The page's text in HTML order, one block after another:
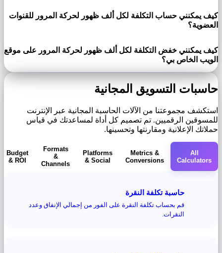
كيف يمكنني حساب التكلفة لكل ألف ظهور لحركة المرور للقنوات
العضوية؟
كيف يمكنني خفض التكلفة لكل ألف ظهور لحركة المرور على موقع
الويب الخاص بي؟
حاسبات التسويق المجانية
استكشف مجموعتنا من الآلات الحاسبة المجانية عبر الإنترنت
للمسوقين الرقميين. تم تصميم كل أداة لمساعدتك في قياس
حملاتك الإعلانية ومقارنتها وتحسينها.
All
Calculators
Metrics &
Conversions
Platforms
& Social
Formats
&
Channels
Budget
& ROI
حاسبة تكلفة النقرة
قم بحساب تكلفة النقرة على الفور من إجمالي الإنفاق وعدد
النقرات.